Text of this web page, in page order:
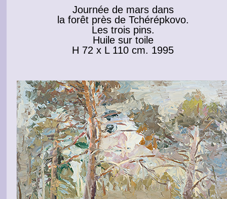
Journée de mars dans
la forêt près de Tchérépkovo.
Les trois pins.
Huile sur toile
H 72 x L 110 cm. 1995